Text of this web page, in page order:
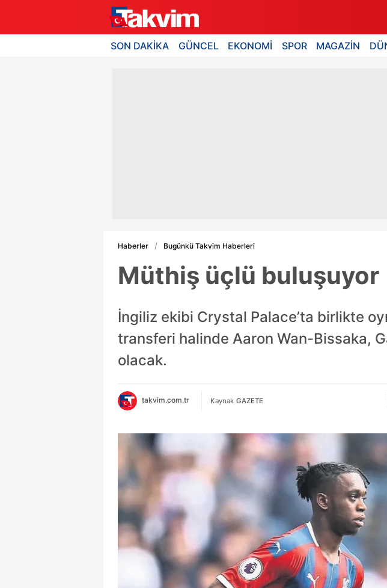
SON DAKİKA GÜNCEL EKONOMİ SPOR MAGAZİN
Haberler Bugünkü Takvim Haberleri
Müthiş üçlü buluşuyor
İngiliz ekibi Crystal Palace’ta birlikte
transferi halinde Aaron Wan-Bissaka,
olacak.
takvim.com.tr Kaynak GAZETE